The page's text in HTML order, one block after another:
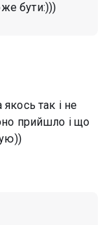
бути:)))
так і не
прийшло і що